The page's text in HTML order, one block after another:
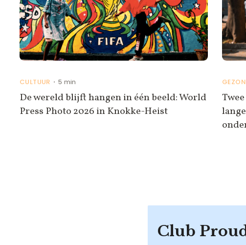
CULTUUR • 5 min
De wereld blijft hangen in één beeld: World
Press Photo 2026 in Knokke-Heist
Club